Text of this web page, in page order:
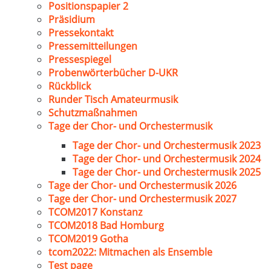
Positionspapier 2
Präsidium
Pressekontakt
Pressemitteilungen
Pressespiegel
Probenwörterbücher D-UKR
Rückblick
Runder Tisch Amateurmusik
Schutzmaßnahmen
Tage der Chor- und Orchestermusik
Tage der Chor- und Orchestermusik 2023
Tage der Chor- und Orchestermusik 2024
Tage der Chor- und Orchestermusik 2025
Tage der Chor- und Orchestermusik 2026
Tage der Chor- und Orchestermusik 2027
TCOM2017 Konstanz
TCOM2018 Bad Homburg
TCOM2019 Gotha
tcom2022: Mitmachen als Ensemble
Test page